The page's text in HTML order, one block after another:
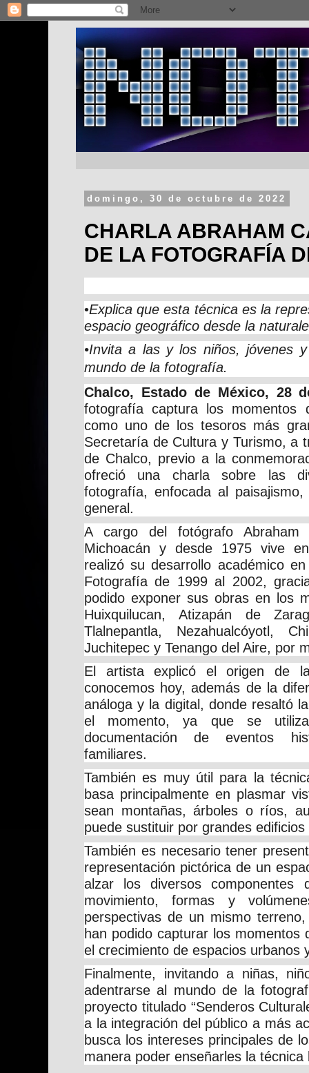
domingo, 30 de octubre de 2022
CHARLA ABRAHAM
DE LA FOTOGRAFÍA
•Explica que esta técnica es la
espacio geográfico desde la
•Invita a las y los niños, jóvenes
mundo de la fotografía.
Chalco, Estado de México, 28
fotografía captura los momentos
como uno de los tesoros más
Secretaría de Cultura y Turismo, a
de Chalco, previo a la
ofreció una charla sobre las
fotografía, enfocada al
general.
A cargo del fotógrafo
Michoacán y desde 1975 vive
realizó su desarrollo académico
Fotografía de 1999 al 2002,
podido exponer sus obras en los
Huixquilucan, Atizapán de
Tlalnepantla, Nezahualcóyotl,
Juchitepec y Tenango del Aire, por
El artista explicó el origen de
conocemos hoy, además de la
análoga y la digital, donde resaltó
el momento, ya que se
documentación de eventos
familiares.
También es muy útil para la
basa principalmente en plasmar
sean montañas, árboles o ríos,
puede sustituir por grandes
También es necesario tener
representación pictórica de un
alzar los diversos componentes
movimiento, formas y
perspectivas de un mismo
han podido capturar los momentos
el crecimiento de espacios urbanos
Finalmente, invitando a niñas,
adentrarse al mundo de la
proyecto titulado “Senderos
a la integración del público a más
busca los intereses principales de
manera poder enseñarles la